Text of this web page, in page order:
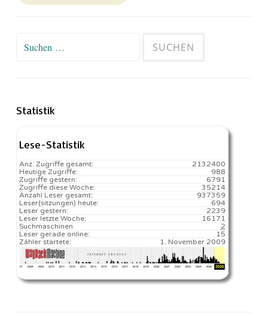
Suchen
Statistik
Lese-Statistik
2132400
Anz. Zugriffe gesamt:
988
Heutige Zugriffe:
6791
Zugriffe gestern:
35214
Zugriffe diese Woche:
937359
Anzahl Leser gesamt:
694️
Leser(sitzungen) heute:
2239
Leser gestern:
16171️
Leser letzte Woche:
2
Suchmaschinen
15
Leser gerade online:
1. November 2009
Zähler startete: